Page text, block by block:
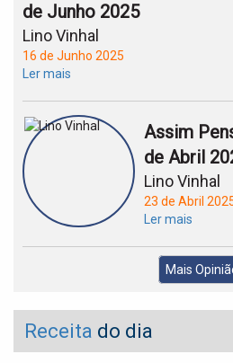
de Junho 2025
Lino Vinhal
16 de Junho 2025
Ler mais
Assim
de Abril
Lino Vinhal
23 de Abril
Ler mais
Mais
Receita do dia